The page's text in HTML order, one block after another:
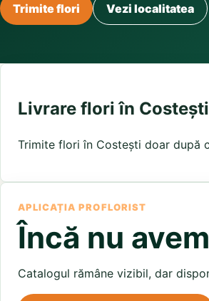
Olt
Prahova
Valcea
Vaslui
Buchete mixte
Buchete
Trandafiri
Trimite flori Vezi localitatea
Livrare flori în
Trimite flori în Costești doar după
APLICAȚIA PROFLORIST
Încă nu
Catalogul rămâne vizibil, dar